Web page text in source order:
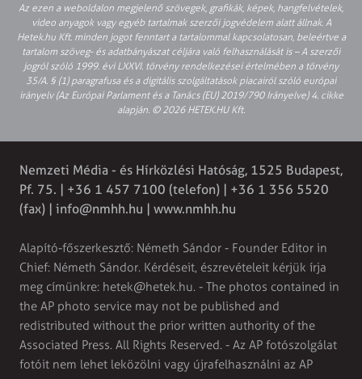
Az ezen a weboldalon megjelenő szövegek, grafikák, képek, hangfelvételek,
video anyagok vagy egyéb tartalmak szerzői jogvédelem alatt állnak. A
Hetek.hu Kft. minden jogot fenntart a tartalommal kapcsolatosan, beleértve a
tartalom szöveg- és adatbányászat céljára való felhasználását is – A szerzői
jogról szóló 1999. évi LXXVI. törvény rendelkezései értelmében a törvény
35/A. § (1) paragrafusa és a digitális szolgáltatások piacairól szóló európai
irányelv (Az Európai Parlament és a Tanács (EU) 2019/790 Irányelve) 4. cikke
alapján. © 2026 HETEK.HU Kft.
Nemzeti Média - és Hírközlési Hatóság, 1525 Budapest,
Pf. 75. | +36 1 457 7100 (telefon) | +36 1 356 5520
(fax) | info@nmhh.hu | www.nmhh.hu
Alapító-főszerkesztő: Németh Sándor - Founder Editor in
Chief: Németh Sándor. Kérdéseit, észrevételeit kérjük írja
meg címünkre: hetek@hetek.hu. - The photos contained in
the AP photo service may not be published and
redistributed without the prior written authority of the
Associated Press. All Rights Reserved. - Az AP fotószolgálat
fotóit nem lehet leközölni vagy újrafelhasználni az AP